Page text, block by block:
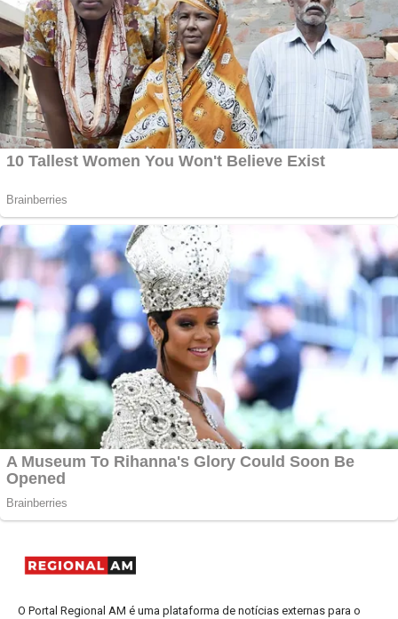
O Portal Regional AM é uma plataforma de notícias externas para o